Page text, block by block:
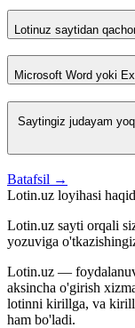
Lotinuz saytidan
Microsoft Word yoki
Saytingiz judayam
Batafsil →
Lotin.uz loyihasi
Lotin.uz sayti orqali
yozuviga
Lotin.uz —
aksincha o'girish
lotinni kirillga, va
ham bo'ladi.